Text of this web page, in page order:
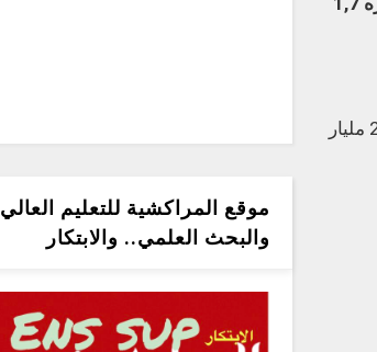
تسبيقات لمدة 7 أيام بناء على طلبات عروض، و38,6 مليار درهم على شكل عمليات لإعادة الشراء، و27,1 مليار
موقع المراكشية للتعليم العالي
والبحث العلمي.. والابتكار